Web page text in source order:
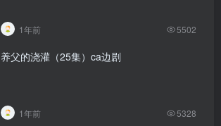
1年前 5502
养父的浇灌（25集）ca边剧
1年前 5328